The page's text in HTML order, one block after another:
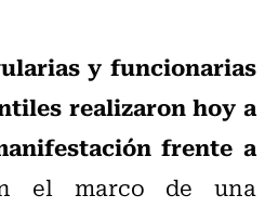
y funcionarias
realizaron hoy a
frente a
el marco de una